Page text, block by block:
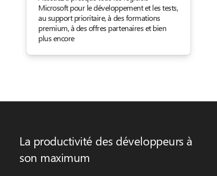
Microsoft pour le développement et les tests,
au support prioritaire, à des formations
premium, à des offres partenaires et bien
plus encore
La productivité des développeurs à
son maximum